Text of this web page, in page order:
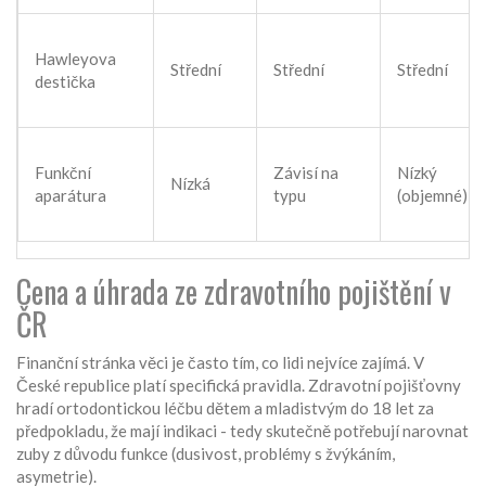
Hawleyova
destička
Střední Střední Střední
Funkční
aparátura
Nízká
Závisí na
typu
Nízký
(objemné)
Cena a úhrada ze zdravotního pojištění v
ČR
Finanční stránka věci je často tím, co lidi nejvíce zajímá. V
České republice platí specifická pravidla. Zdravotní pojišťovny
hradí ortodontickou léčbu dětem a mladistvým do 18 let za
předpokladu, že mají indikaci - tedy skutečně potřebují narovnat
zuby z důvodu funkce (dusivost, problémy s žvýkáním,
asymetrie).